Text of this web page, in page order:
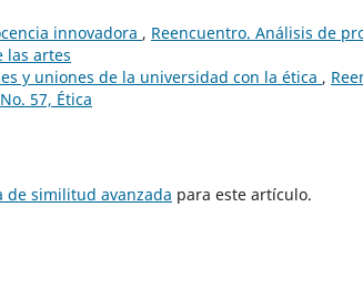
innovadora , Reencuentro. Análisis de
las artes
y uniones de la universidad con la ética ,
57, Ética
similitud avanzada para este artículo.